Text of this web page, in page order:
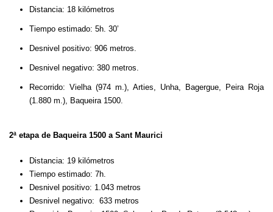
Distancia: 18 kilómetros
Tiempo estimado: 5h. 30’
Desnivel positivo: 906 metros.
Desnivel negativo: 380 metros.
Recorrido: Vielha (974 m.), Arties, Unha, Bagergue, Peira Roja
(1.880 m.), Baqueira 1500.
2ª etapa de Baqueira 1500 a Sant Maurici
Distancia: 19 kilómetros
Tiempo estimado: 7h.
Desnivel positivo: 1.043 metros
Desnivel negativo: 633 metros